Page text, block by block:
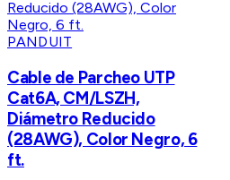
PANDUIT
Cable de Parcheo UTP
Cat6A, CM/LSZH,
Diámetro Reducido
(28AWG), Color Negro, 6
ft.